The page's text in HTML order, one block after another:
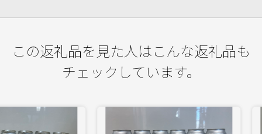
この返礼品を見た人はこんな返礼品も
チェックしています。